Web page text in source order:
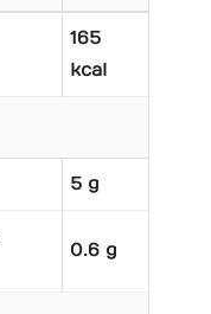
165
kcal
5 g
0.6 g